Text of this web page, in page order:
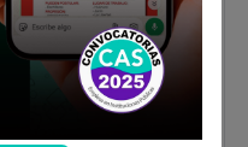
para el puesto en
01 año de
con personas